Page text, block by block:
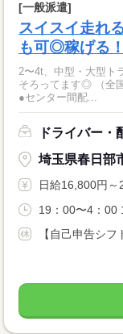
[一般派遣]
スイスイ走れ
も可◎稼げる！
2〜4t、中型・大型ト
そろってます◎ （全国に3万
●センター間配...
ドライバー・
埼玉県春日部
日給16,800円～
19：00〜4：00
【自己申告シ